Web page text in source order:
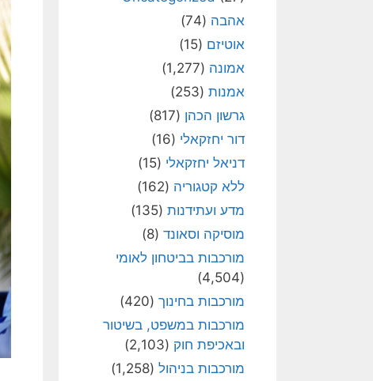
אהבה (74)
אוטיזם (15)
אמונה (1,277)
אמנות (253)
גרשון הכהן (817)
דור יחזקאלי (16)
דניאל יחזקאלי (15)
ללא קטגוריה (162)
מדע ועתידנות (135)
מוסיקה וסאונד (8)
מורכבות בביטחון לאומי
(4,504)
מורכבות בחינוך (420)
מורכבות במשפט, בשיטור
ובאכיפת חוק (2,103)
מורכבות בניהול (1,258)